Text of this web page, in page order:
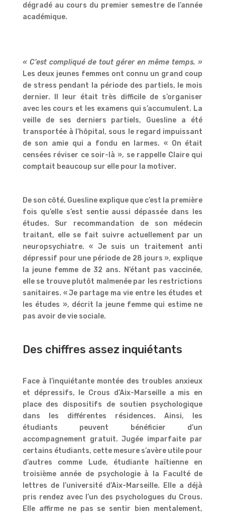
dégradé au cours du premier semestre de l’année
académique.
« C’est compliqué de tout gérer en même temps. »
Les deux jeunes femmes ont connu un grand coup
de stress pendant la période des partiels, le mois
dernier. Il leur était très difficile de s’organiser
avec les cours et les examens qui s’accumulent. La
veille de ses derniers partiels, Guesline a été
transportée à l’hôpital, sous le regard impuissant
de son amie qui a fondu en larmes. « On était
censées réviser ce soir-là », se rappelle Claire qui
comptait beaucoup sur elle pour la motiver.
De son côté, Guesline explique que c’est la première
fois qu’elle s’est sentie aussi dépassée dans les
études. Sur recommandation de son médecin
traitant, elle se fait suivre actuellement par un
neuropsychiatre. « Je suis un traitement anti
dépressif pour une période de 28 jours », explique
la jeune femme de 32 ans. N’étant pas vaccinée,
elle se trouve plutôt malmenée par les restrictions
sanitaires. « Je partage ma vie entre les études et
les études », décrit la jeune femme qui estime ne
pas avoir de vie sociale.
Des chiffres assez inquiétants
Face à l’inquiétante montée des troubles anxieux
et dépressifs, le Crous d’Aix-Marseille a mis en
place des dispositifs de soutien psychologique
dans les différentes résidences. Ainsi, les
étudiants peuvent bénéficier d’un
accompagnement gratuit. Jugée imparfaite par
certains étudiants, cette mesure s’avère utile pour
d’autres comme Lude, étudiante haïtienne en
troisième année de psychologie à la Faculté de
lettres de l’université d’Aix-Marseille. Elle a déjà
pris rendez avec l’un des psychologues du Crous.
Elle affirme ne pas se sentir bien mentalement,